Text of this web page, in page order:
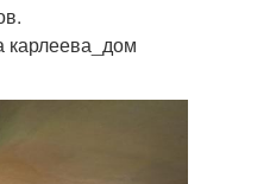
карлеева_дом